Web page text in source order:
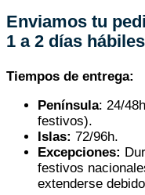
Enviamos tu
1 a 2 días
Tiempos de entrega:
Península: 24/
festivos).
Islas: 72/96h.
Excepciones:
festivos
extenderse